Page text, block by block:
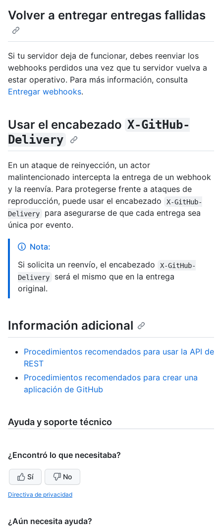
Volver a entregar entregas fallidas
Si tu servidor deja de funcionar, debes reenviar los
webhooks perdidos una vez que tu servidor vuelva a
estar operativo. Para más información, consulta
Entregar webhooks.
Usar el encabezado X-GitHub-
Delivery
En un ataque de reinyección, un actor
malintencionado intercepta la entrega de un webhook
y la reenvía. Para protegerse frente a ataques de
reproducción, puede usar el encabezado
X-GitHub-
Delivery
para asegurarse de que cada entrega sea
única por evento.
Nota:
Si solicita un reenvío, el encabezado
X-GitHub-
Delivery
será el mismo que en la entrega
original.
Información adicional
Procedimientos recomendados para usar la API de
REST
Procedimientos recomendados para crear una
aplicación de GitHub
Ayuda y soporte técnico
¿Encontró lo que necesitaba?
Sí No
Directiva de privacidad
¿Aún necesita ayuda?